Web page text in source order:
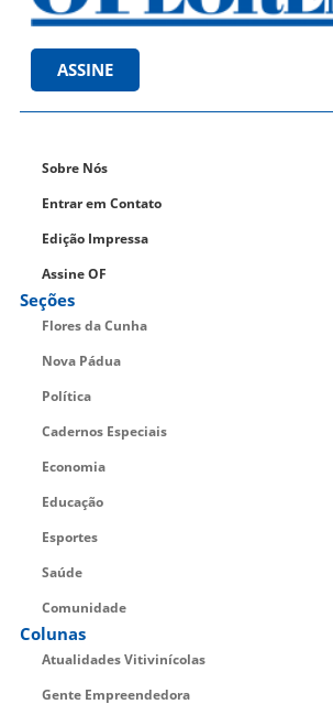
ASSINE
Sobre Nós
Entrar em Contato
Edição Impressa
Assine OF
Seções
Flores da Cunha
Nova Pádua
Política
Cadernos Especiais
Economia
Educação
Esportes
Saúde
Comunidade
Colunas
Atualidades Vitivinícolas
Gente Empreendedora